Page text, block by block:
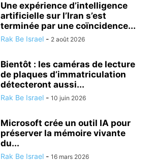
Une expérience d’intelligence
artificielle sur l’Iran s’est
terminée par une coïncidence...
Rak Be Israel - 2 août 2026
Bientôt : les caméras de lecture
de plaques d’immatriculation
détecteront aussi...
Rak Be Israel - 10 juin 2026
Microsoft crée un outil IA pour
préserver la mémoire vivante
du...
Rak Be Israel - 16 mars 2026